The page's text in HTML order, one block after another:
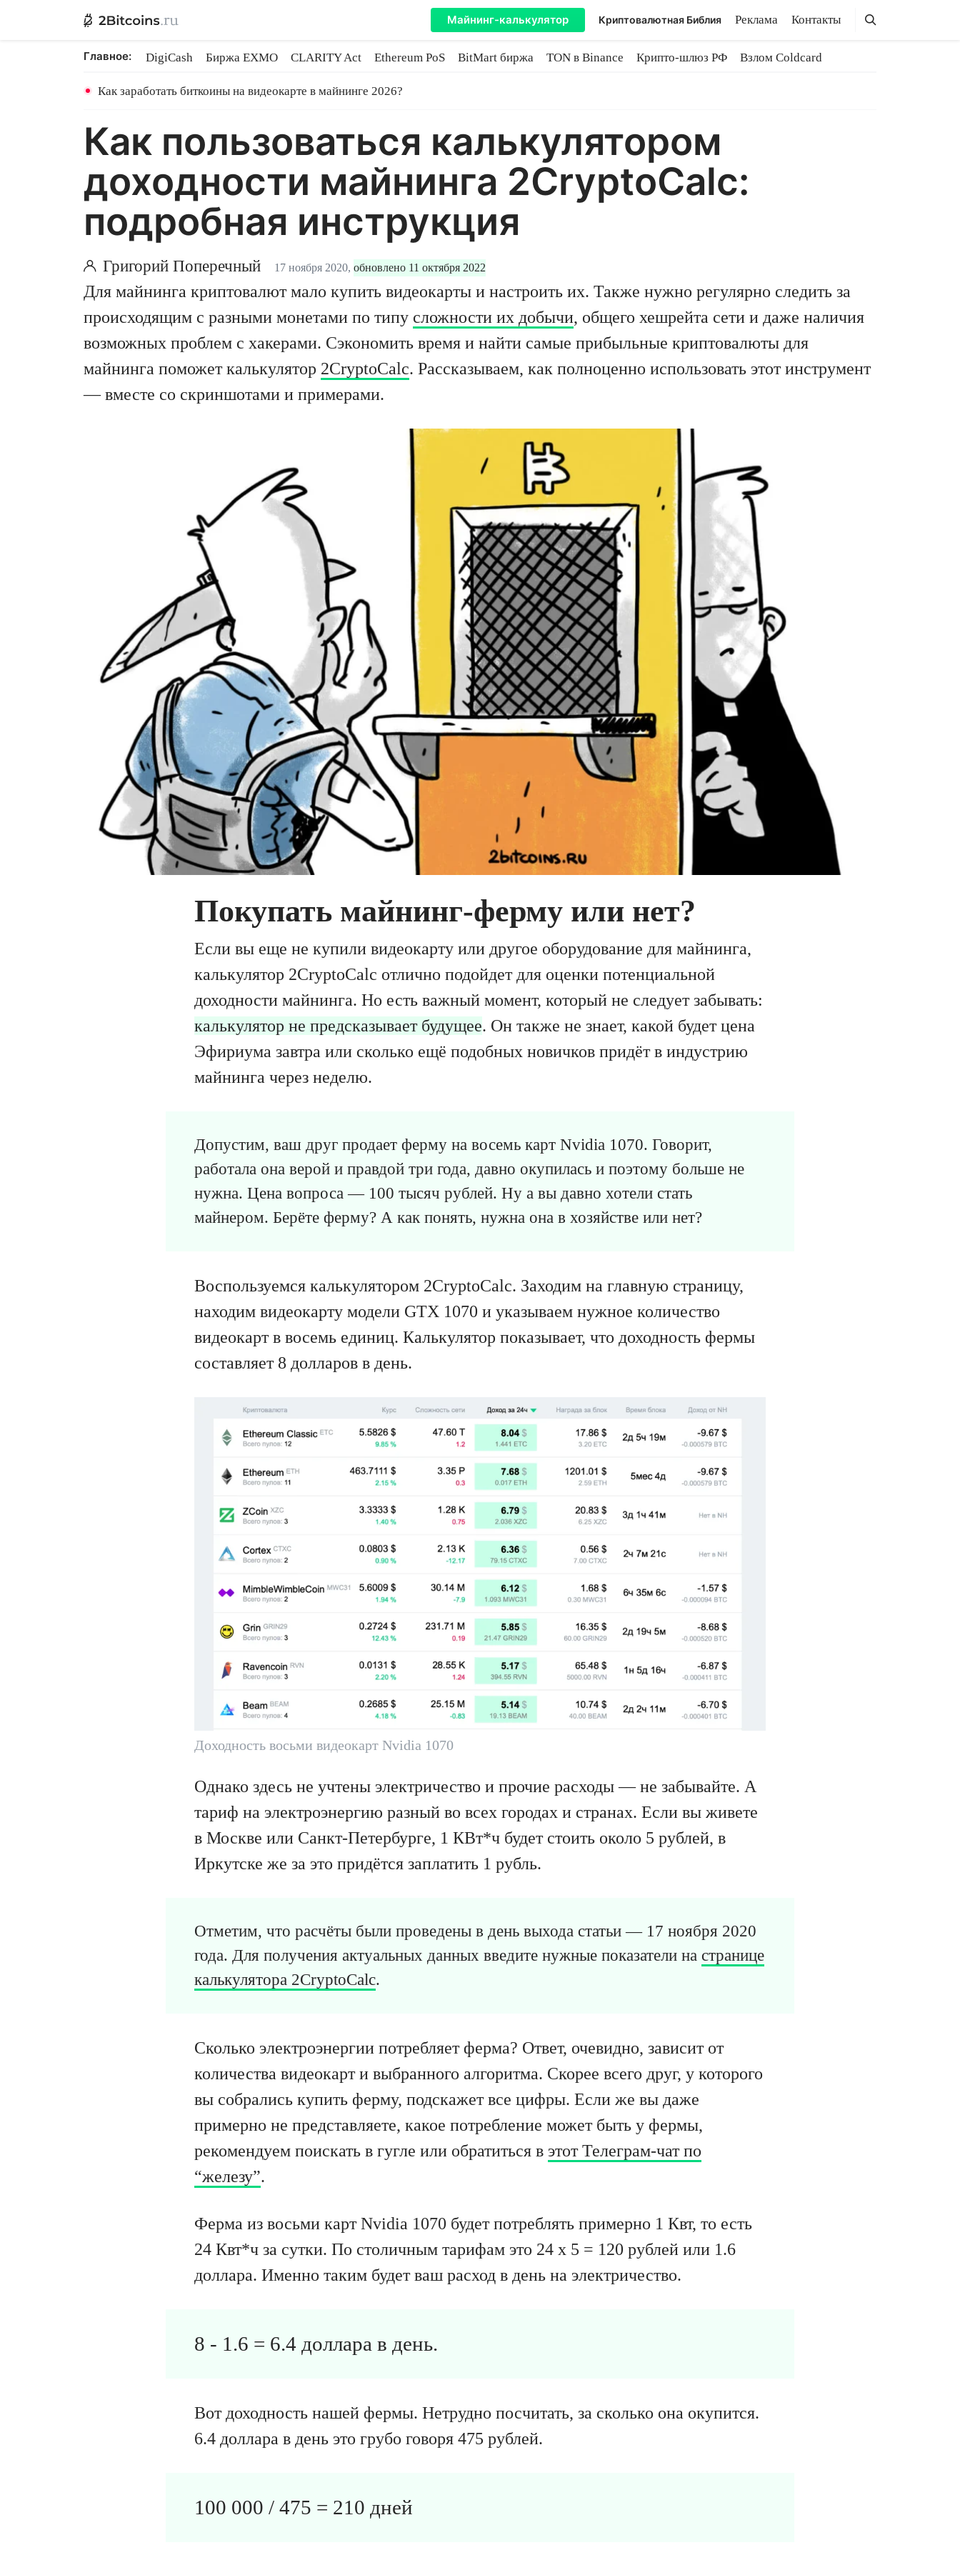
Майнинг-калькулятор Криптовалютная Библия Реклама Контакты Поиск
Поиск
Главное: DigiCash Биржа EXMO CLARITY Act Ethereum PoS BitMart биржа TON в Binance Крипто-шлюз РФ
Взлом Coldcard
Как заработать биткоины на видеокарте в майнинге 2026?
Как пользоваться калькулятором
доходности майнинга 2CryptoCalc:
подробная инструкция
Григорий Поперечный 17 ноября 2020, обновлено 11 октября 2022
Для майнинга криптовалют мало купить видеокарты и настроить их. Также нужно регулярно следить за
происходящим с разными монетами по типу сложности их добычи, общего хешрейта сети и даже наличия
возможных проблем с хакерами. Сэкономить время и найти самые прибыльные криптовалюты для
майнинга поможет калькулятор 2CryptoCalc. Рассказываем, как полноценно использовать этот инструмент
— вместе со скриншотами и примерами.
Покупать майнинг-ферму или нет?
Если вы еще не купили видеокарту или другое оборудование для майнинга,
калькулятор 2CryptoCalc отлично подойдет для оценки потенциальной
доходности майнинга. Но есть важный момент, который не следует забывать:
калькулятор не предсказывает будущее. Он также не знает, какой будет цена
Эфириума завтра или сколько ещё подобных новичков придёт в индустрию
майнинга через неделю.
Допустим, ваш друг продает ферму на восемь карт Nvidia 1070. Говорит,
работала она верой и правдой три года, давно окупилась и поэтому больше не
нужна. Цена вопроса — 100 тысяч рублей. Ну а вы давно хотели стать
майнером. Берёте ферму? А как понять, нужна она в хозяйстве или нет?
Воспользуемся калькулятором 2CryptoCalc. Заходим на главную страницу,
находим видеокарту модели GTX 1070 и указываем нужное количество
видеокарт в восемь единиц. Калькулятор показывает, что доходность фермы
составляет 8 долларов в день.
Доходность восьми видеокарт Nvidia 1070
Однако здесь не учтены электричество и прочие расходы — не забывайте. А
тариф на электроэнергию разный во всех городах и странах. Если вы живете
в Москве или Санкт-Петербурге, 1 КВт*ч будет стоить около 5 рублей, в
Иркутске же за это придётся заплатить 1 рубль.
Отметим, что расчёты были проведены в день выхода статьи — 17 ноября 2020
года. Для получения актуальных данных введите нужные показатели на странице
калькулятора 2CryptoCalc.
Сколько электроэнергии потребляет ферма? Ответ, очевидно, зависит от
количества видеокарт и выбранного алгоритма. Скорее всего друг, у которого
вы собрались купить ферму, подскажет все цифры. Если же вы даже
примерно не представляете, какое потребление может быть у фермы,
рекомендуем поискать в гугле или обратиться в этот Телеграм-чат по
“железу”.
Ферма из восьми карт Nvidia 1070 будет потреблять примерно 1 Квт, то есть
24 Квт*ч за сутки. По столичным тарифам это 24 х 5 = 120 рублей или 1.6
доллара. Именно таким будет ваш расход в день на электричество.
8 - 1.6 = 6.4 доллара в день.
Вот доходность нашей фермы. Нетрудно посчитать, за сколько она окупится.
6.4 доллара в день это грубо говоря 475 рублей.
100 000 / 475 = 210 дней